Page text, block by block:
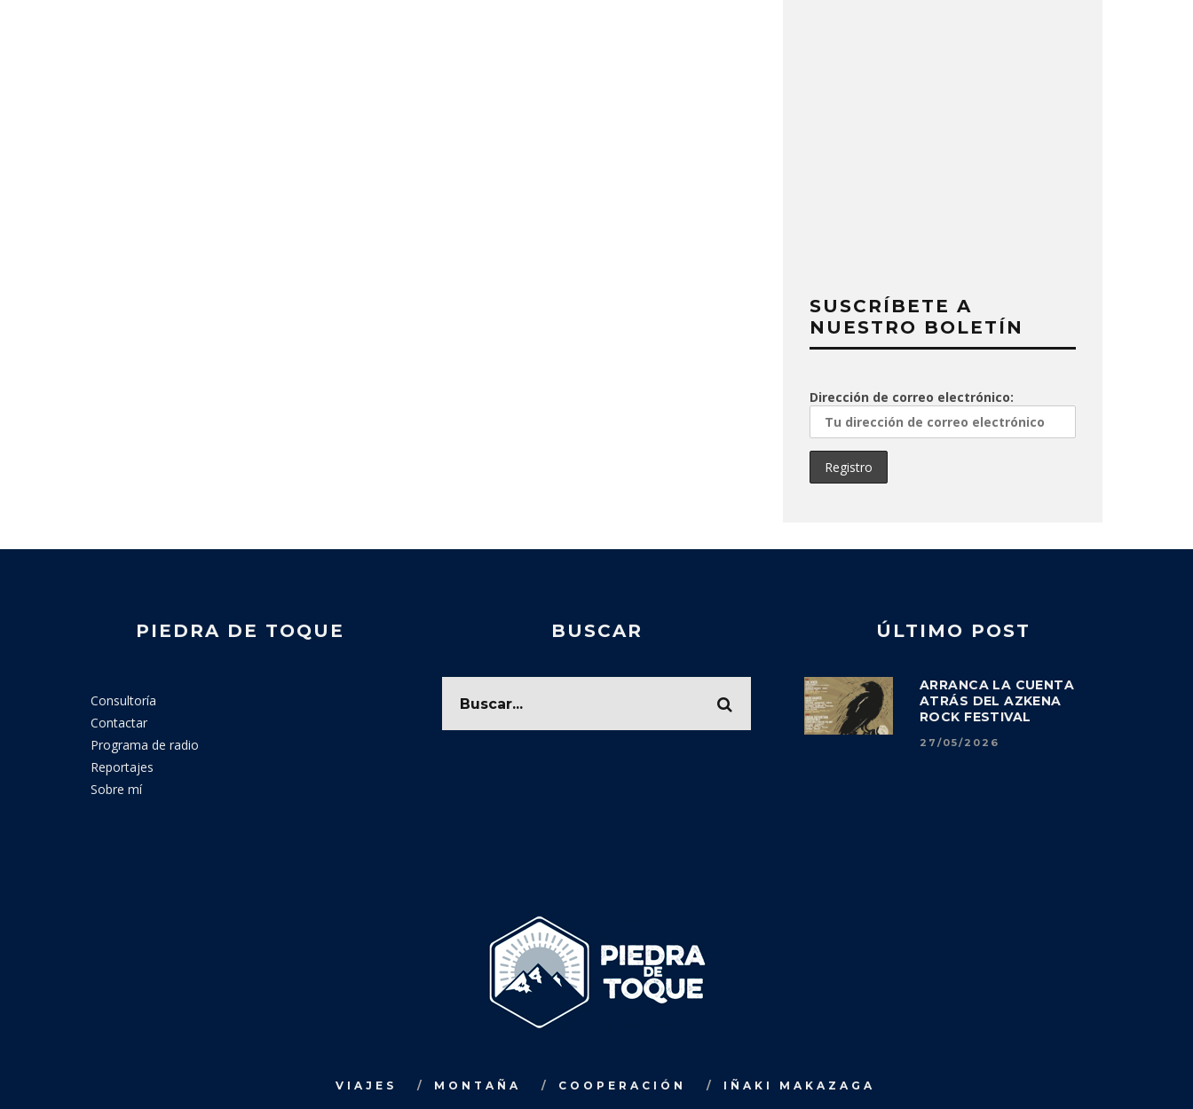
SUSCRÍBETE A
NUESTRO BOLETÍN
Dirección de correo electrónico:
PIEDRA DE TOQUE
Consultoría
Contactar
Programa de radio
Reportajes
Sobre mí
BUSCAR ÚLTIMO POST
ARRANCA LA CUENTA
ATRÁS DEL AZKENA
ROCK FESTIVAL
27/05/2026
VIAJES MONTAÑA COOPERACIÓN IÑAKI MAKAZAGA